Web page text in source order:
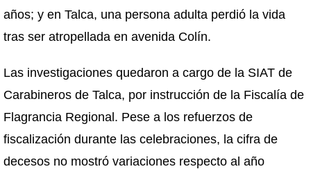
años; y en Talca, una persona adulta perdió la vida
tras ser atropellada en avenida Colín.
Las investigaciones quedaron a cargo de la SIAT de
Carabineros de Talca, por instrucción de la Fiscalía de
Flagrancia Regional. Pese a los refuerzos de
fiscalización durante las celebraciones, la cifra de
decesos no mostró variaciones respecto al año